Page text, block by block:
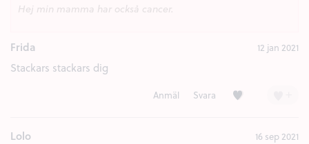
Hej min mamma har också cancer.
Frida 12 jan 2021
Stackars stackars dig
Anmäl Svara Kärlek (1)
Lolo 16 sep 2021